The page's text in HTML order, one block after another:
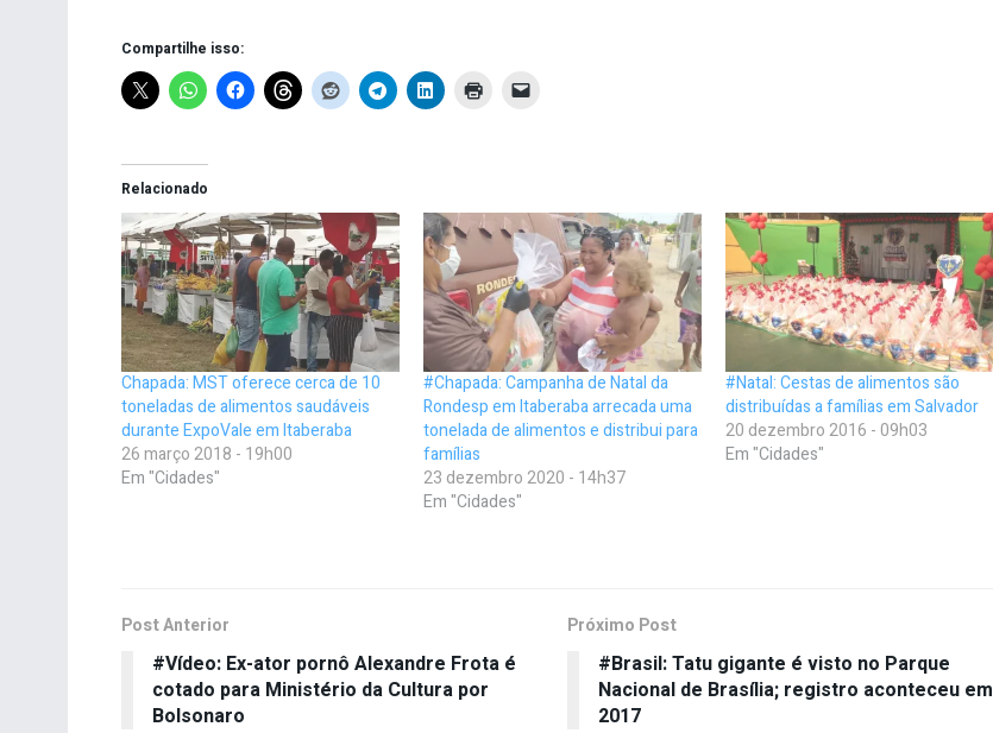
Compartilhe isso:
Relacionado
Chapada: MST oferece cerca de 10
toneladas de alimentos saudáveis
durante ExpoVale em Itaberaba
26 março 2018 - 19h00
Em "Cidades"
#Chapada: Campanha de Natal da
Rondesp em Itaberaba arrecada uma
tonelada de alimentos e distribui para
famílias
23 dezembro 2020 - 14h37
Em "Cidades"
#Natal: Cestas de alimentos são
distribuídas a famílias em Salvador
20 dezembro 2016 - 09h03
Em "Cidades"
Post Anterior
#Vídeo: Ex-ator pornô Alexandre Frota é
cotado para Ministério da Cultura por
Bolsonaro
Próximo Post
#Brasil: Tatu gigante é visto no Parque
Nacional de Brasília; registro aconteceu em
2017